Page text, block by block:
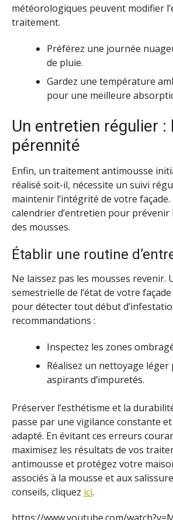
météorologiques peuvent modifier
traitement.
Préférez une journée
de pluie.
Gardez une température
pour une meilleure
Un entretien régulier :
pérennité
Enfin, un traitement antimousse
réalisé soit-il, nécessite un suivi
maintenir l’intégrité de votre façade.
calendrier d’entretien pour
des mousses.
Établir une routine
Ne laissez pas les mousses revenir.
semestrielle de l’état de votre
pour détecter tout début
recommandations :
Inspectez les zones
Réalisez un nettoyage
aspirants d’impuretés.
Préserver l’esthétisme et la
passe par une vigilance constante
adapté. En évitant ces erreurs
maximisez les résultats de vos
antimousse et protégez votre
associés à la mousse et aux
conseils, cliquez ici.